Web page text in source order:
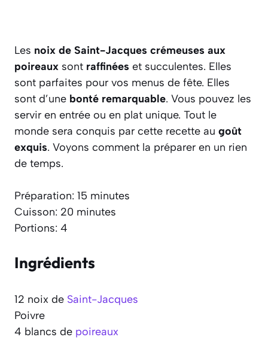
Les noix de Saint-Jacques crémeuses aux
poireaux sont raffinées et succulentes. Elles
sont parfaites pour vos menus de fête. Elles
sont d’une bonté remarquable. Vous pouvez les
servir en entrée ou en plat unique. Tout le
monde sera conquis par cette recette au goût
exquis. Voyons comment la préparer en un rien
de temps.
Préparation: 15 minutes
Cuisson: 20 minutes
Portions: 4
Ingrédients
12 noix de Saint-Jacques
Poivre
4 blancs de poireaux